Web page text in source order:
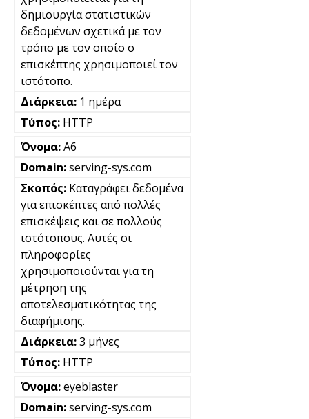
δημιουργία στατιστικών
δεδομένων σχετικά με τον
τρόπο με τον οποίο ο
επισκέπτης χρησιμοποιεί τον
ιστότοπο.
1 ημέρα
HTTP
A6
serving-sys.com
Καταγράφει δεδομένα
για επισκέπτες από πολλές
επισκέψεις και σε πολλούς
ιστότοπους. Αυτές οι
πληροφορίες
χρησιμοποιούνται για τη
μέτρηση της
αποτελεσματικότητας της
διαφήμισης.
3 μήνες
HTTP
eyeblaster
serving-sys.com